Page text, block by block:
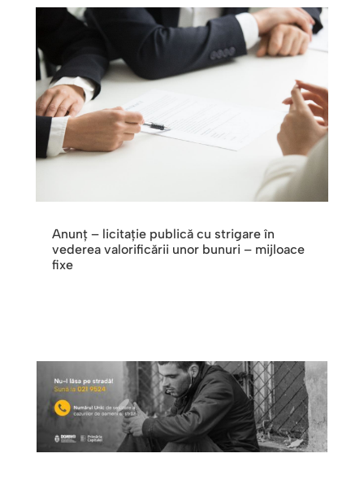
Anunț – licitație publică cu strigare în
vederea valorificării unor bunuri – mijloace
fixe